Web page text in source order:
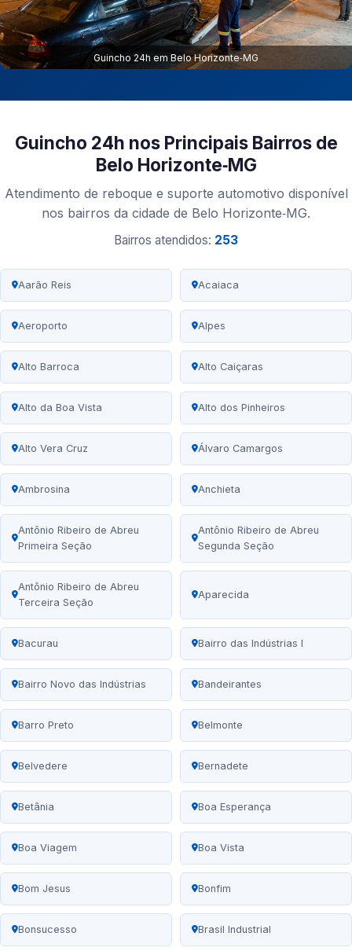
Guincho 24h em Belo Horizonte‑MG
Guincho 24h nos Principais Bairros de
Belo Horizonte‑MG
Atendimento de reboque e suporte automotivo disponível
nos bairros da cidade de Belo Horizonte‑MG.
Bairros atendidos: 253
Aarão Reis Acaiaca
Aeroporto Alpes
Alto Barroca Alto Caiçaras
Alto da Boa Vista Alto dos Pinheiros
Alto Vera Cruz Álvaro Camargos
Ambrosina Anchieta
Antônio Ribeiro de Abreu
Primeira Seção
Antônio Ribeiro de Abreu
Segunda Seção
Antônio Ribeiro de Abreu
Terceira Seção
Aparecida
Bacurau Bairro das Indústrias I
Bairro Novo das Indústrias Bandeirantes
Barro Preto Belmonte
Belvedere Bernadete
Betânia Boa Esperança
Boa Viagem Boa Vista
Bom Jesus Bonfim
Bonsucesso Brasil Industrial